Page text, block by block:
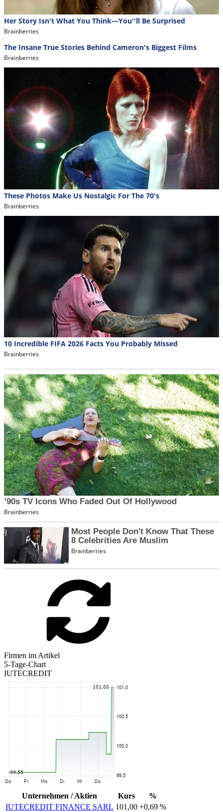
Firmen im Artikel
5-Tage-Chart
IUTECREDIT
Unternehmen / Aktien Kurs
%
IUTECREDIT FINANCE SARL 101,00 +0,69 %